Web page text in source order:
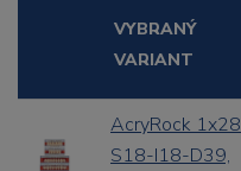
VYBRANÝ
VARIANT
AcryRock 1x28
S18-I18-D39,